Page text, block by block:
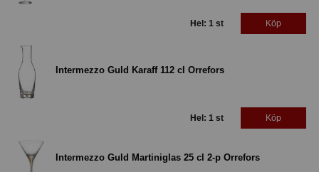
Hel: 1 st Köp
Intermezzo Guld Karaff 112 cl Orrefors
Hel: 1 st Köp
Intermezzo Guld Martiniglas 25 cl 2-p Orrefors